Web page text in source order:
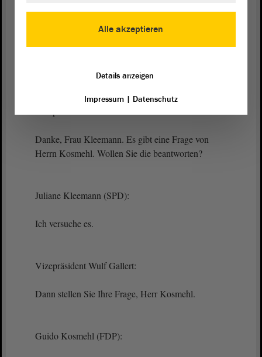
Beratungin den Sozialausschuss und zur
Mitberatung in den Rechtsausschuss und in den
Danke, Frau Kleemann. Es gibt eine Frage von
Herrn Kosmehl. Wollen Sie die beantworten?
Juliane Kleemann (SPD):
Ich versuche es.
Vizepräsident Wulf Gallert:
Dann stellen Sie Ihre Frage, Herr Kosmehl.
Guido Kosmehl (FDP):
Alle akzeptieren
Details anzeigen
Impressum| Datenschutz